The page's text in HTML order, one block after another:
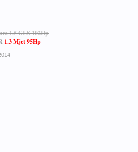
1.5 GLS 102Hp
1.3 Mjet 95Hp